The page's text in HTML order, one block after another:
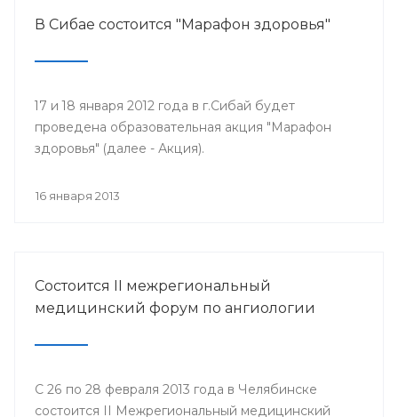
В Сибае состоится "Марафон здоровья"
17 и 18 января 2012 года в г.Сибай будет
проведена образовательная акция "Марафон
здоровья" (далее - Акция).
16 января 2013
Состоится II межрегиональный
медицинский форум по ангиологии
С 26 по 28 февраля 2013 года в Челябинске
состоится II Межрегиональный медицинский